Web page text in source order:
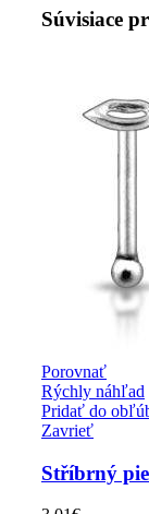
Súvisiace
Porovnať
Rýchly náhľad
Pridať do
Zavrieť
Stříbrný